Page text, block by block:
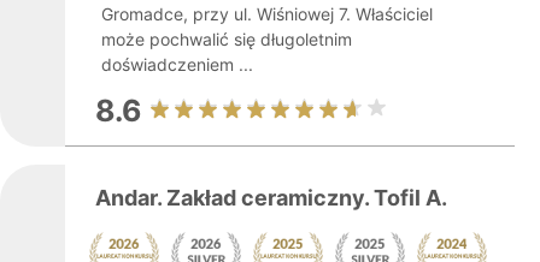
Gromadce, przy ul. Wiśniowej 7. Właściciel
może pochwalić się długoletnim
doświadczeniem ...
8.6
Andar. Zakład ceramiczny. Tofil A.